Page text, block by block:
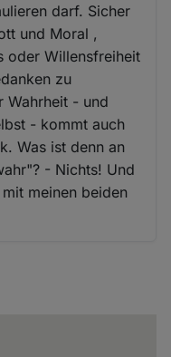
darf. Sicher
und Moral ,
oder Willensfreiheit
zu
Wahrheit - und
- kommt auch
Was ist denn an
- Nichts! Und
meinen beiden